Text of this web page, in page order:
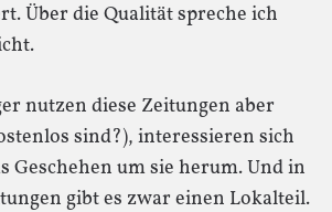
Über die Qualität spreche ich
nutzen diese Zeitungen aber
sind?), interessieren sich
Geschehen um sie herum. Und in
gibt es zwar einen Lokalteil.